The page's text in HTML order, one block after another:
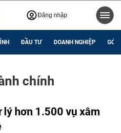
Đăng nhập
ĐẦU TƯ DOANH NGHIỆP GÓC
chính
hơn 1.500 vụ xâm